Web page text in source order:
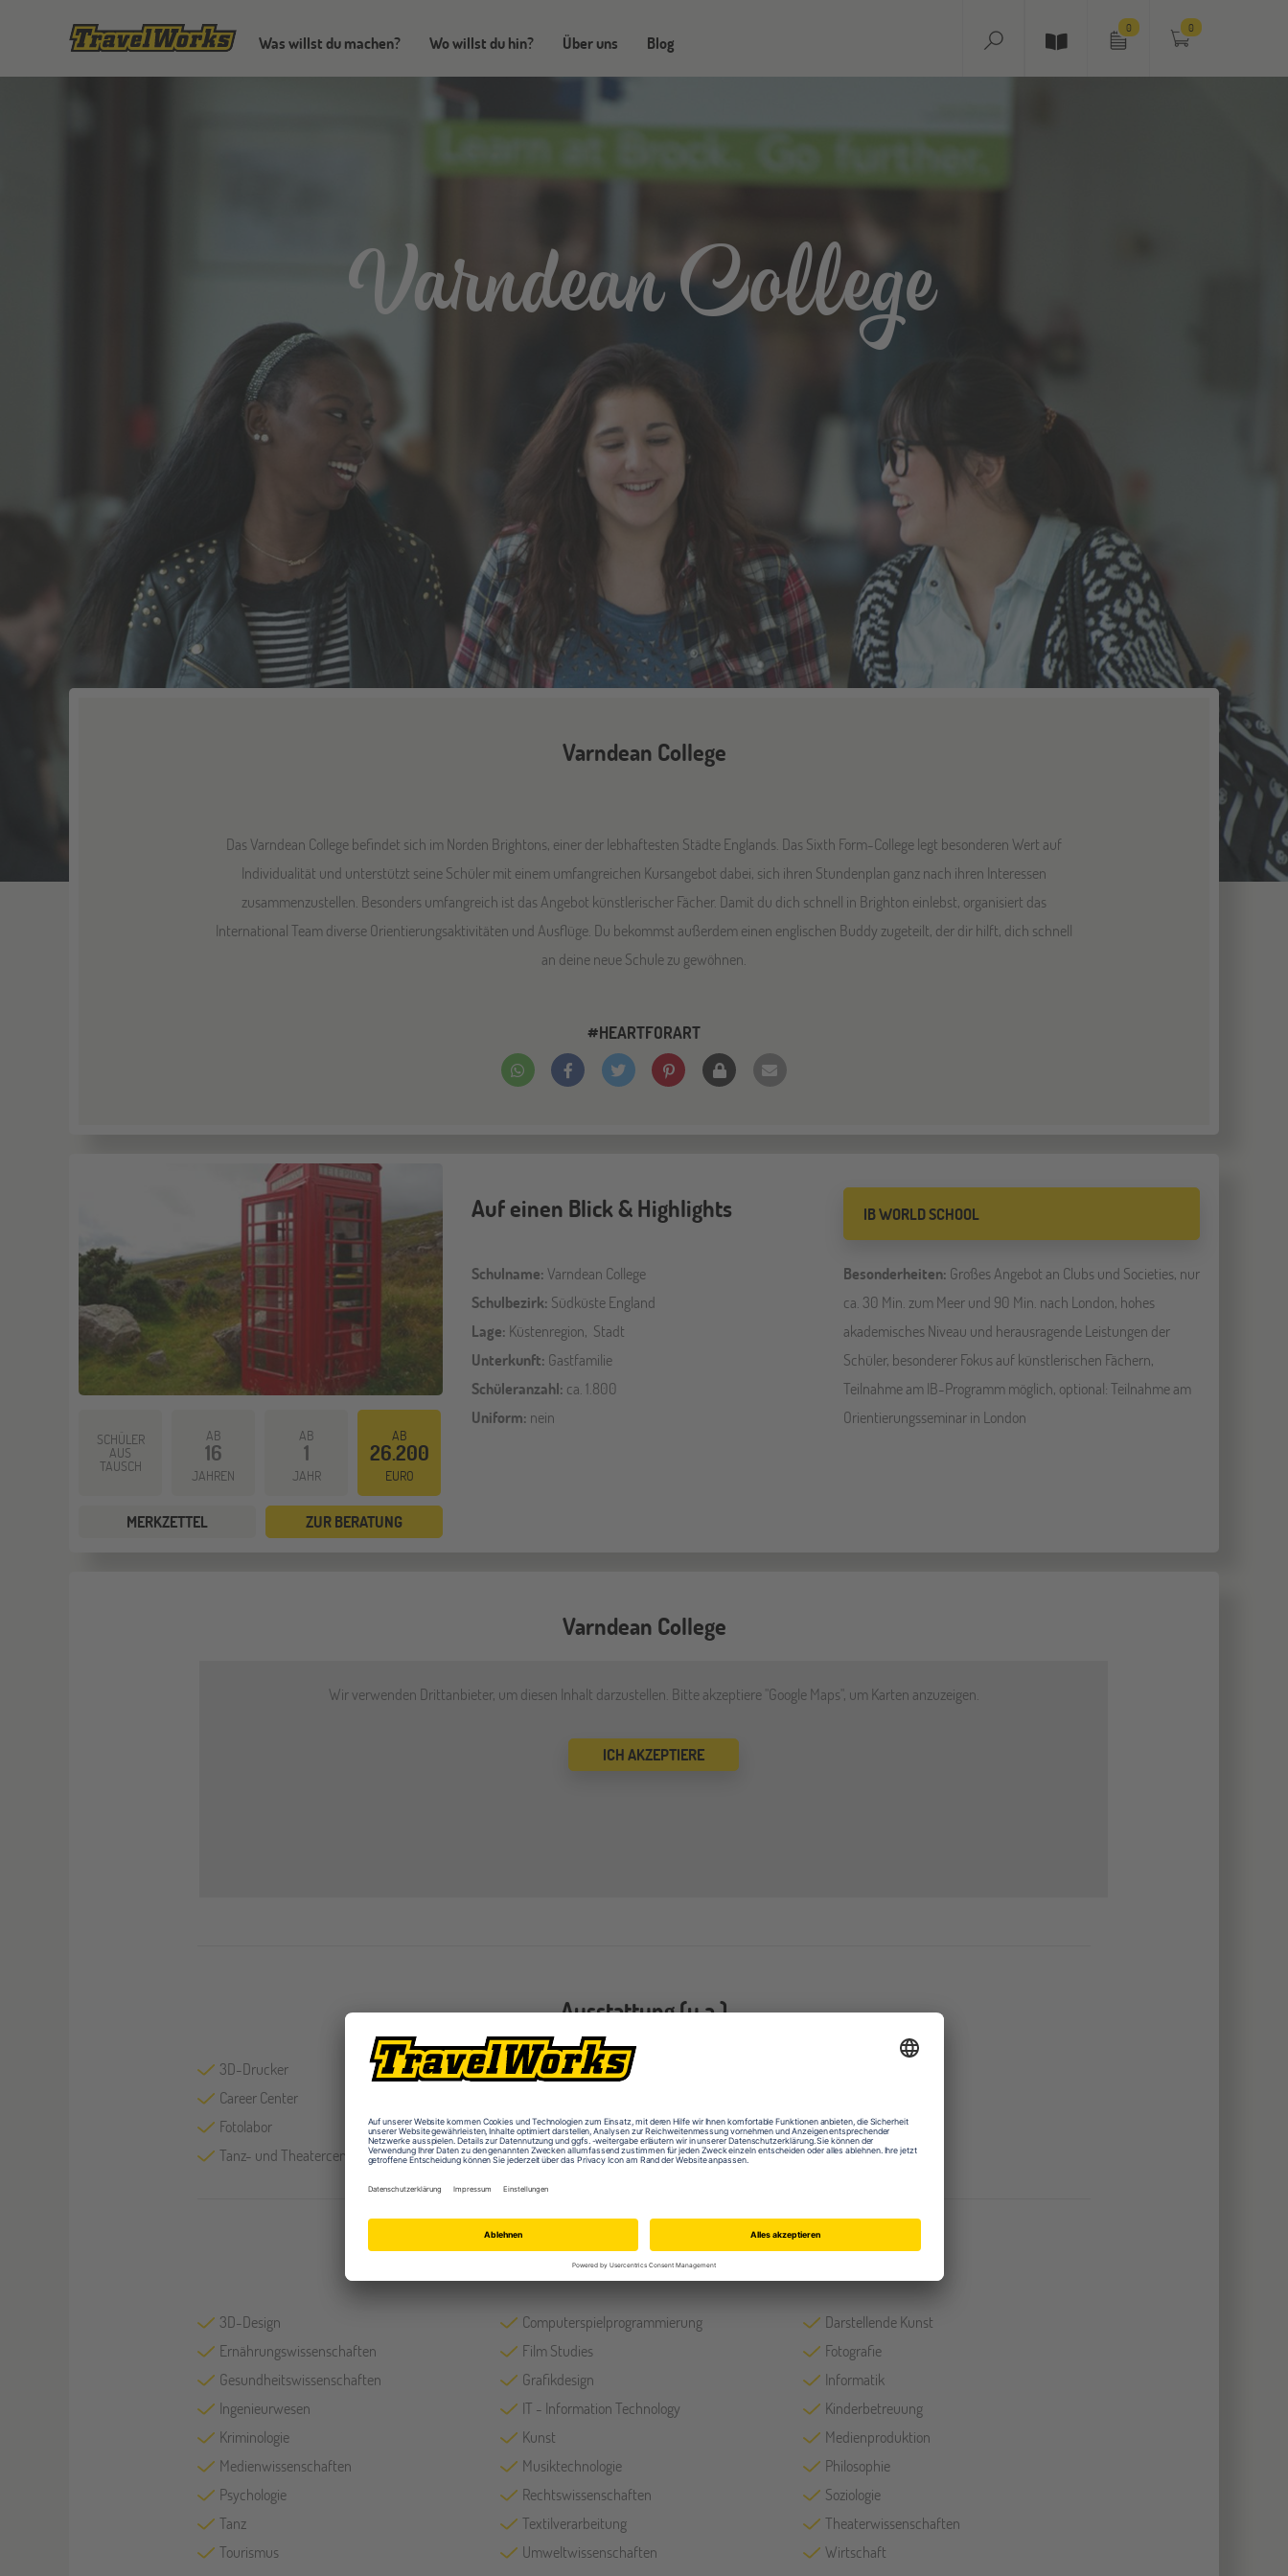
Was willst du machen? Wo willst du hin? Über uns Blog
0 0
Varndean College
Varndean College
Das Varndean College befindet sich im Norden Brightons, einer der lebhaftesten Städte Englands. Das Sixth Form-College legt besonderen Wert auf
Individualität und unterstützt seine Schüler mit einem umfangreichen Kursangebot dabei, sich ihren Stundenplan ganz nach ihren Interessen
zusammenzustellen. Besonders umfangreich ist das Angebot künstlerischer Fächer. Damit du dich schnell in Brighton einlebst, organisiert das
International Team diverse Orientierungsaktivitäten und Ausflüge. Du bekommst außerdem einen englischen Buddy zugeteilt, der dir hilft, dich schnell
an deine neue Schule zu gewöhnen.
#HEARTFORART
SCHÜLER
AUS
TAUSCH
AB
16
JAHREN
AB
1
JAHR
AB
26.200
EURO
MERKZETTEL ZUR BERATUNG
IB WORLD SCHOOL
Auf einen Blick & Highlights
Schulname:Varndean College
Schulbezirk: Südküste England
Lage: Küstenregion, Stadt
Unterkunft: Gastfamilie
Schüleranzahl: ca. 1.800
Uniform: nein
Besonderheiten: Großes Angebot an Clubs und Societies, nur
ca. 30 Min. zum Meer und 90 Min. nach London, hohes
akademisches Niveau und herausragende Leistungen der
Schüler, besonderer Fokus auf künstlerischen Fächern,
Teilnahme am IB-Programm möglich, optional: Teilnahme am
Orientierungsseminar in London
Varndean College
Wir verwenden Drittanbieter, um diesen Inhalt darzustellen. Bitte akzeptiere "Google Maps", um Karten anzuzeigen.
ICH AKZEPTIERE
Ausstattung (u.a.)
3D-Drucker Bibliothek
Career Center
Fotolabor
Kunsträume
Labore
Tanz- und Theatercenter
Tanzstudio
Fächer
3D-Design Computerspielprogrammierung
Darstellende Kunst
Ernährungswissenschaften
Film Studies
Fotografie
Gesundheitswissenschaften
Grafikdesign
Informatik
Ingenieurwesen
IT - Information Technology
Kinderbetreuung
Kriminologie
Kunst
Medienproduktion
Medienwissenschaften
Musiktechnologie
Philosophie
Psychologie
Rechtswissenschaften
Soziologie
Tanz
Textilverarbeitung
Theaterwissenschaften
Tourismus
Umweltwissenschaften Wirtschaft